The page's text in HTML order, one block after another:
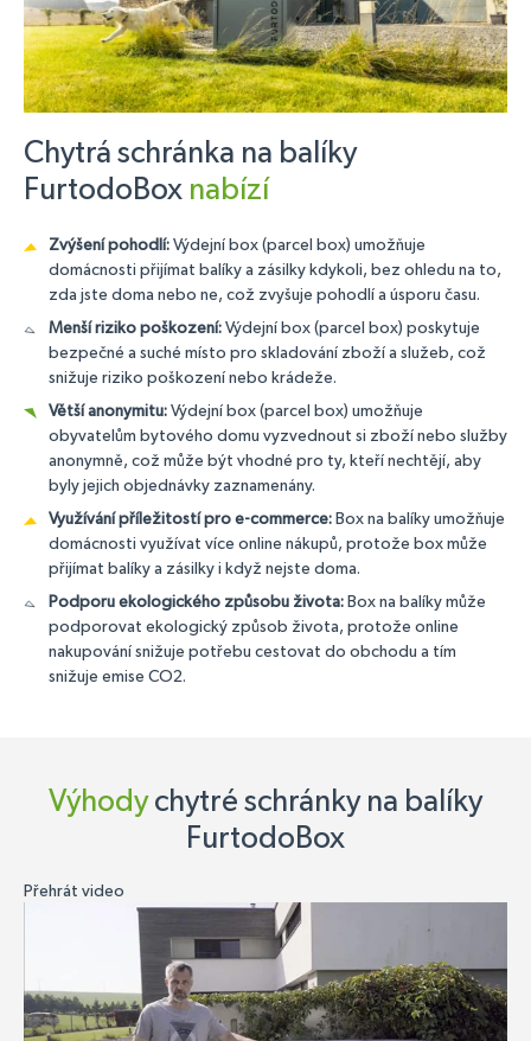
Chytrá schránka na balíky
FurtodoBox nabízí
Zvýšení pohodlí: Výdejní box (parcel box) umožňuje
domácnosti přijímat balíky a zásilky kdykoli, bez ohledu na to,
zda jste doma nebo ne, což zvyšuje pohodlí a úsporu času.
Menší riziko poškození: Výdejní box (parcel box) poskytuje
bezpečné a suché místo pro skladování zboží a služeb, což
snižuje riziko poškození nebo krádeže.
Větší anonymitu: Výdejní box (parcel box) umožňuje
obyvatelům bytového domu vyzvednout si zboží nebo služby
anonymně, což může být vhodné pro ty, kteří nechtějí, aby
byly jejich objednávky zaznamenány.
Využívání příležitostí pro e-commerce: Box na balíky umožňuje
domácnosti využívat více online nákupů, protože box může
přijímat balíky a zásilky i když nejste doma.
Podporu ekologického způsobu života: Box na balíky může
podporovat ekologický způsob života, protože online
nakupování snižuje potřebu cestovat do obchodu a tím
snižuje emise CO2.
Výhodychytré schránky na balíky
FurtodoBox
Přehrát video